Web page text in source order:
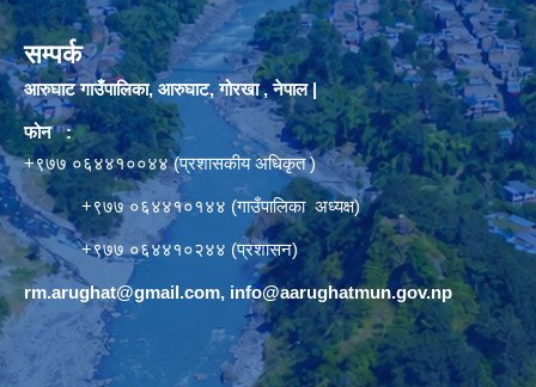
सम्पर्क
आरुघाट गाउँपालिका, आरुघाट, गोरखा , नेपाल |
फोन :
+९७७ ०६४४१००४४ (प्रशासकीय अधिकृत )
+९७७ ०६४४१०१४४ (गाउँपालिका अध्यक्ष)
+९७७ ०६४४१०२४४ (प्रशासन)
rm.arughat@gmail.com, info@aarughatmun.gov.np